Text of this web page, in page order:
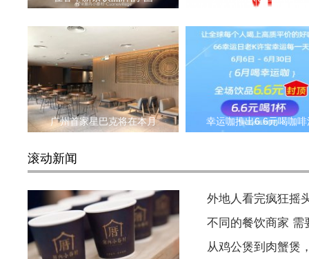
广州首家星巴克将在本月 幸运咖推出6.6元喝咖啡
滚动新闻
外地人看完疯狂摇
不同的餐饮商家 需
从鸡公煲到肉蟹煲